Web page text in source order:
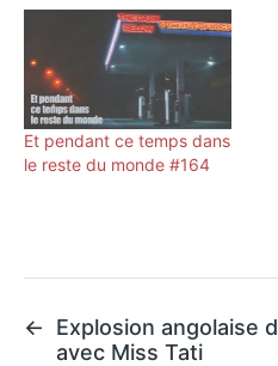
Et pendant ce temps dans
le reste du monde #164
←
Explosion angolaise
avec Miss Tati